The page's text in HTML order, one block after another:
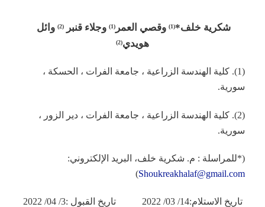
شكرية خلف*(1) وقصي العمر (1) وجلاء قنبر (2)
وائل
هويدي(2)
(1). كلية الهندسة الزراعية ، جامعة الفرات ، الحسكة ،
سورية.
(2). كلية الهندسة الزراعية ، جامعة الفرات ، دير الزور ،
سورية.
(*للمراسلة : م. شكرية خلف، البريد الإلكتروني:
Shoukreakhalaf@gmail.com
)
تاريخ الاستلام:14/ 03/ 2022 تاريخ القبول :3/ 04/ 2022​